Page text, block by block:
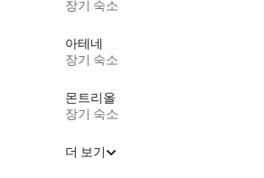
장기 숙소
아테네
장기 숙소
몬트리올
장기 숙소
더 보기